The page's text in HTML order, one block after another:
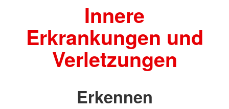
Innere
Erkrankungen und
Verletzungen
Erkennen